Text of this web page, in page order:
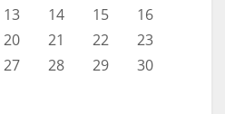
13 14 15
16
20 21 22
23
27 28 29
30